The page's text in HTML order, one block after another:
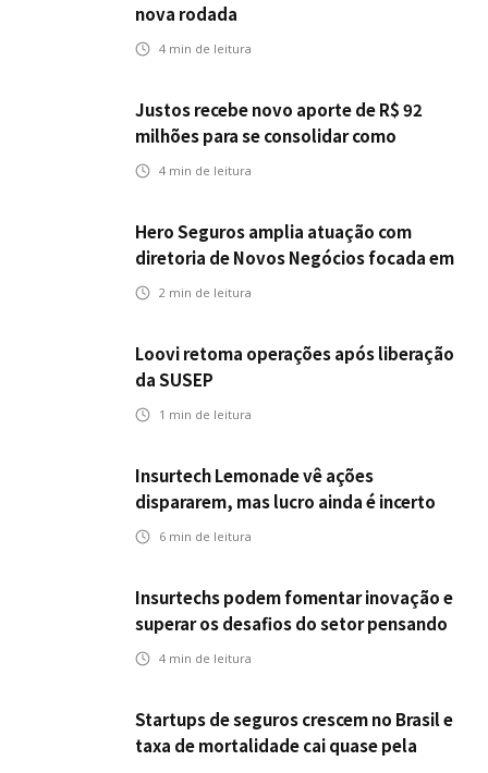
nova rodada
4 min de leitura
Justos recebe novo aporte de R$ 92
milhões para se consolidar como
primeira seguradora baseada em IA
4 min de leitura
Hero Seguros amplia atuação com
diretoria de Novos Negócios focada em
Corretores, Bancos e Seguradoras
2 min de leitura
Loovi retoma operações após liberação
da SUSEP
1 min de leitura
Insurtech Lemonade vê ações
dispararem, mas lucro ainda é incerto
6 min de leitura
Insurtechs podem fomentar inovação e
superar os desafios do setor pensando
fora da caixa em 2025
4 min de leitura
Startups de seguros crescem no Brasil e
taxa de mortalidade cai quase pela